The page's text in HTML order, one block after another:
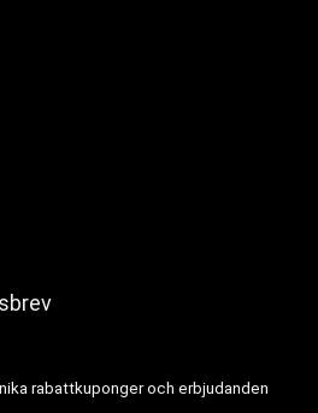
rabattkuponger och erbjudanden